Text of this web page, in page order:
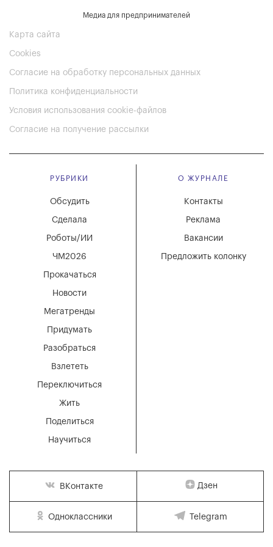
Медиа для предпринимателей
Карта сайта
Cookies
Согласие на обработку персональных данных
Политика конфиденциальности
Условия использования cookie-файлов
Согласие на получение рассылки
РУБРИКИ
Мегатренды
Придумать
Разобраться
Взлететь
Новости
Переключиться
Жить
Поделиться
Научиться
Обсудить
Сделала
Роботы/ИИ
ЧМ2026
Прокачаться
О ЖУРНАЛЕ
Вакансии
Реклама
Контакты
Предложить колонку
ВКонтакте Дзен
Одноклассники Telegram